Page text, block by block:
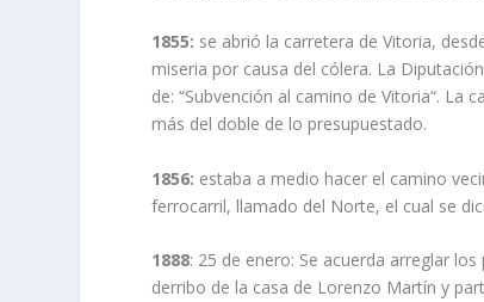
1855: se abrió la carretera de Vitoria,
miseria por causa del cólera. La
de: “Subvención al camino de Vitoria“.
más del doble de lo presupuestado.
1856: estaba a medio hacer el camino
ferrocarril, llamado del Norte, el cual se
1888: 25 de enero: Se acuerda arreglar
derribo de la casa de Lorenzo Martín y